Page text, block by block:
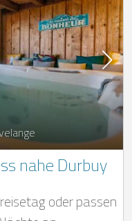
nahe Durbuy
oder passen